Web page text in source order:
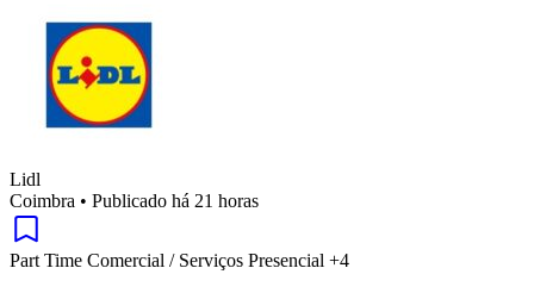
Lidl
Coimbra • Publicado há 21 horas
Part Time Comercial / Serviços Presencial +4